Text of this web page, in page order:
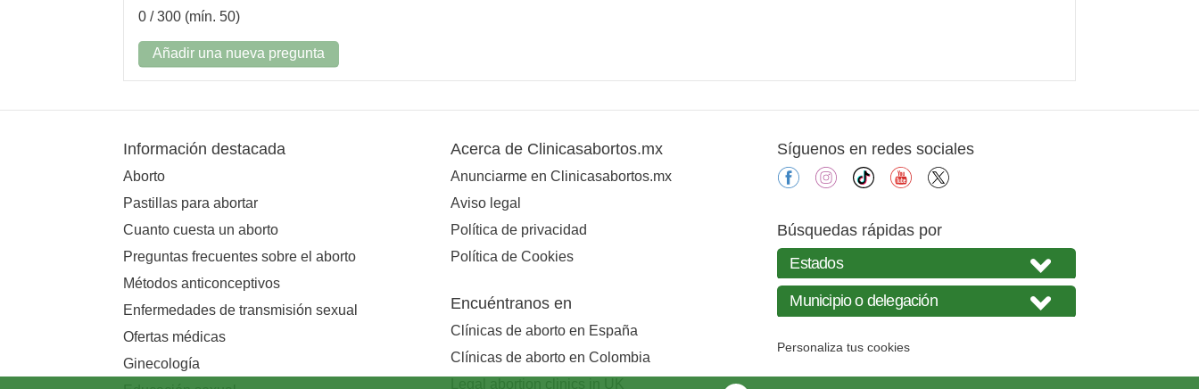
0 / 300 (mín. 50)
Añadir una nueva pregunta
Información destacada
Aborto
Pastillas para abortar
Cuanto cuesta un aborto
Preguntas frecuentes sobre el aborto
Métodos anticonceptivos
Enfermedades de transmisión sexual
Ofertas médicas
Ginecología
Acerca de Clinicasabortos.mx
Anunciarme en Clinicasabortos.mx
Aviso legal
Política de privacidad
Política de Cookies
Encuéntranos en
Clínicas de aborto en España
Clínicas de aborto en Colombia
Síguenos en redes sociales
facebookinstagram
tiktok youtube
Búsquedas rápidas por
Personaliza tus cookies